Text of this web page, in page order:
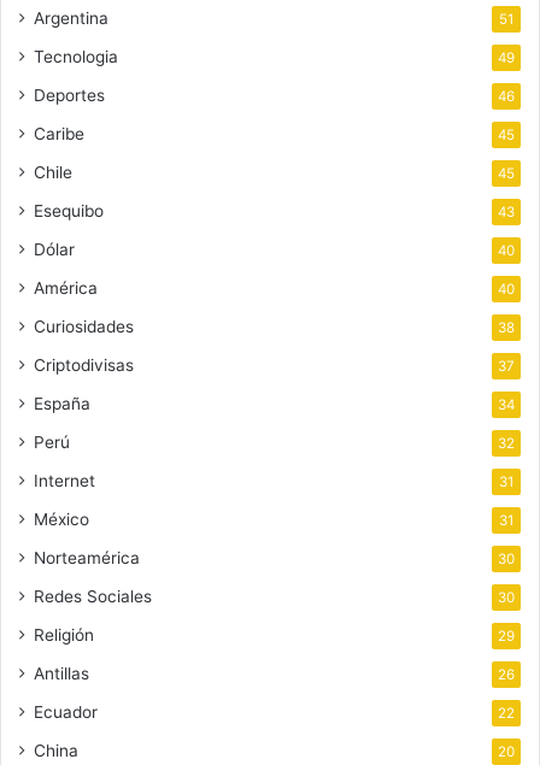
Argentina 51
Tecnologia 49
Deportes 46
Caribe 45
Chile 45
Esequibo 43
Dólar 40
América 40
Curiosidades 38
Criptodivisas 37
España 34
Perú 32
Internet 31
México 31
Norteamérica 30
Redes Sociales 30
Religión 29
Antillas 26
Ecuador 22
China 20